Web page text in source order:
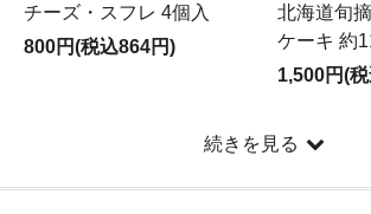
致しました。
ます。 以前ご登録をしていただいており
チーズ・スフレ 4個入
800円(税込864円)
北海道旬
ケーキ 約
1,500円(
続きを見る